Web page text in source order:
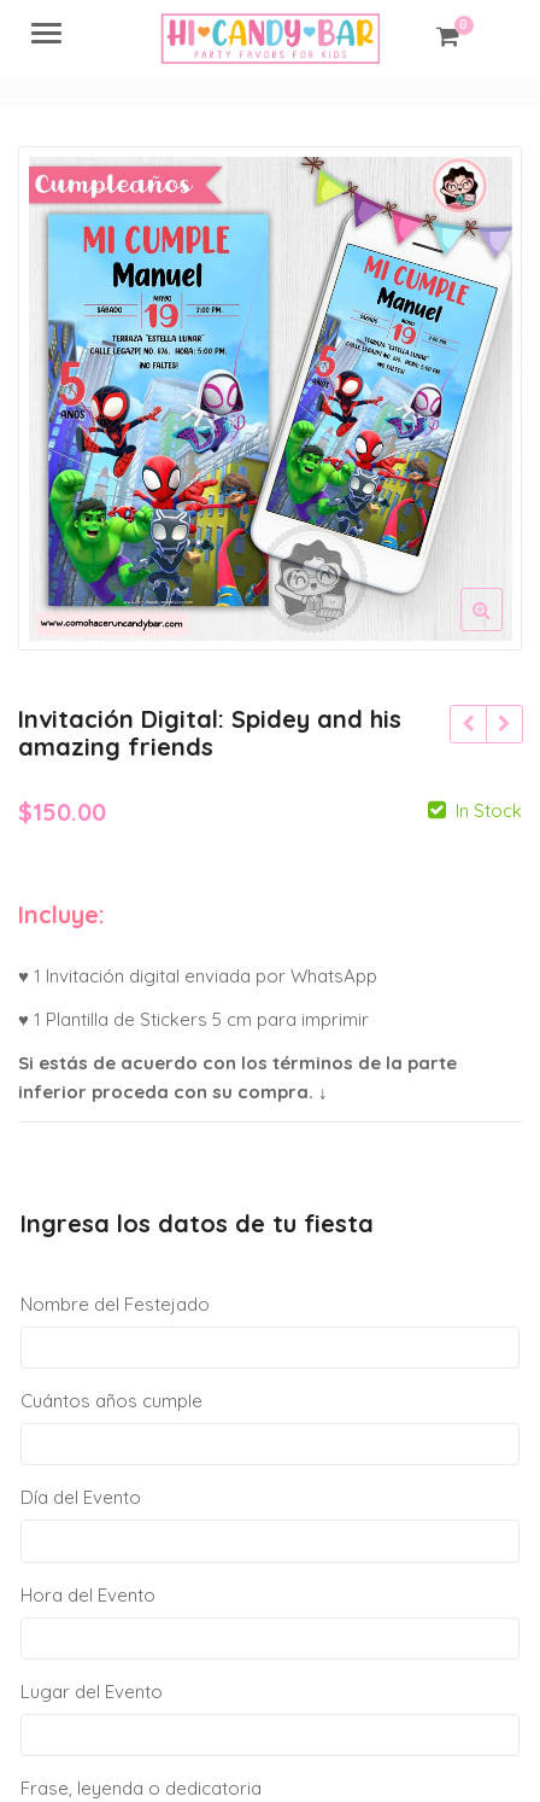
Menu 0
Invitación Digital: Spidey and his
amazing friends
$150.00 In Stock
Incluye:
♥ 1 Invitación digital enviada por WhatsApp
♥ 1 Plantilla de Stickers 5 cm para imprimir
Si estás de acuerdo con los términos de la parte
inferior proceda con su compra. ↓
Ingresa los datos de tu fiesta
Nombre del Festejado
Cuántos años cumple
Día del Evento
Hora del Evento
Lugar del Evento
Frase, leyenda o dedicatoria